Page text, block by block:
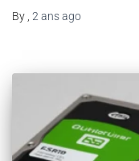
By 2 ansago